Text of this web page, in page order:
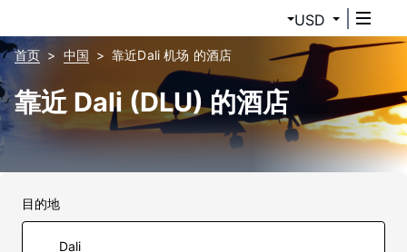
USD
首页 中国 靠近Dali 机场 的酒店
靠近 Dali (DLU) 的酒店
目的地